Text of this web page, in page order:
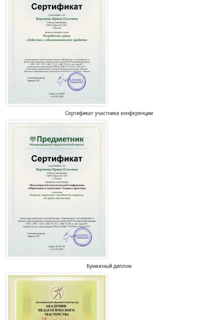
Сертификат участника конференции
Бумажный диплом